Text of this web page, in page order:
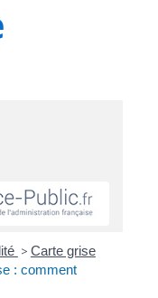
> Carte grise
: comment